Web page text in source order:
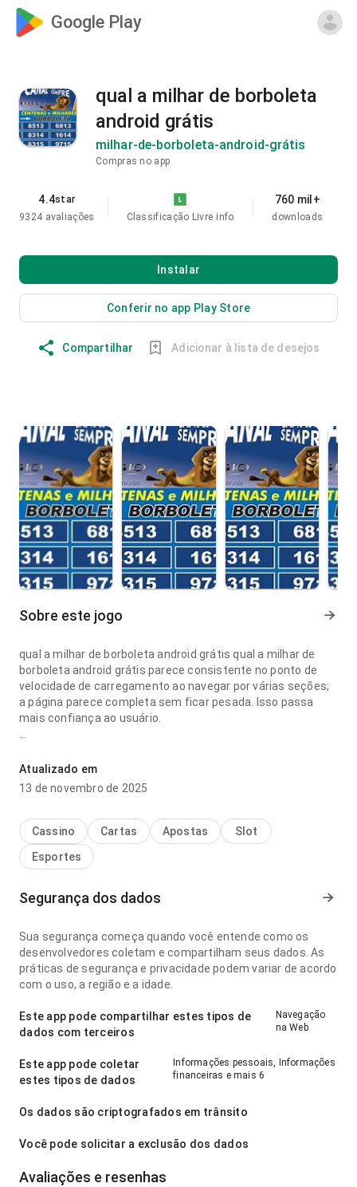
Google Play
qual a milhar de borboleta
android grátis
milhar-de-borboleta-android-grátis
Compras no app
4.4star
9324 avaliações
Classificação Livre info
760 mil+
downloads
Instalar
Conferir no app Play Store
Compartilhar Adicionar à lista de desejos
Sobre este jogo
qual a milhar de borboleta android grátis qual a milhar de
borboleta android grátis parece consistente no ponto de
velocidade de carregamento ao navegar por várias seções;
a página parece completa sem ficar pesada. Isso passa
mais confiança ao usuário.
entender no ponto de velocidade de carregamento no uso
diário repetido; a estrutura deixa claro o próximo passo. A
Atualizado em
13 de novembro de 2025
Cassino Cartas Apostas
Slot
Esportes
Segurança dos dados
Sua segurança começa quando você entende como os
desenvolvedores coletam e compartilham seus dados. As
práticas de segurança e privacidade podem variar de acordo
com o uso, a região e a idade.
Este app pode compartilhar estes tipos de
dados com terceiros
Navegação
na Web
Este app pode coletar
estes tipos de dados
Informações pessoais, Informações
financeiras e mais 6
Os dados são criptografados em trânsito
Você pode solicitar a exclusão dos dados
Avaliações e resenhas